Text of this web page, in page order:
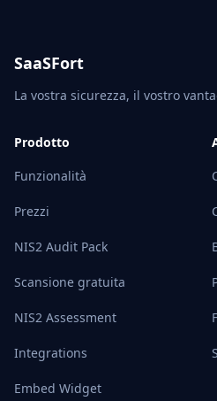
SaaSFort
La vostra sicurezza, il vostro
Prodotto
Funzionalità
Prezzi
NIS2 Audit Pack
Scansione gratuita
NIS2 Assessment
Integrations
Embed Widget